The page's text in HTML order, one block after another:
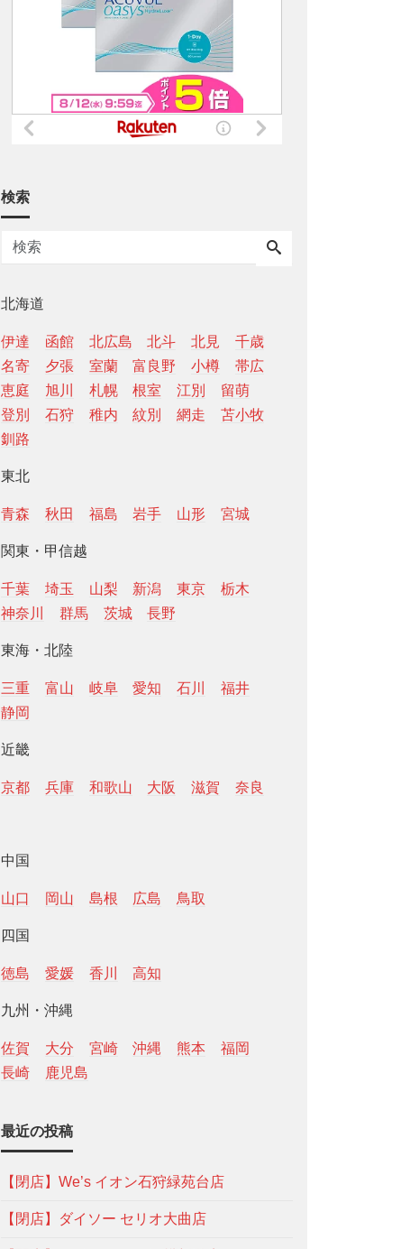
検索
北海道
伊達 函館 北広島 北斗 北見
千歳
名寄
夕張 室蘭 富良野 小樽
帯広
恵庭
旭川 札幌 根室 江別
留萌
登別
石狩 稚内 紋別 網走
苫小牧
釧路
東北
青森 秋田 福島 岩手 山形 宮城
関東・甲信越
千葉 埼玉 山梨 新潟 東京
栃木
神奈川
群馬 茨城 長野
東海・北陸
三重 富山 岐阜 愛知 石川
福井
静岡
近畿
京都 兵庫 和歌山 大阪 滋賀 奈良
中国
山口 岡山 島根 広島 鳥取
四国
徳島 愛媛 香川 高知
九州・沖縄
佐賀 大分 宮崎 沖縄 熊本
福岡
長崎
鹿児島
最近の投稿
【閉店】We’s イオン石狩緑苑台店
【閉店】ダイソー セリオ大曲店